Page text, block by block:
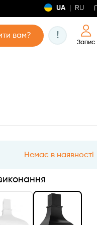
UA RU
вам? !
Запис
Немає в наявності